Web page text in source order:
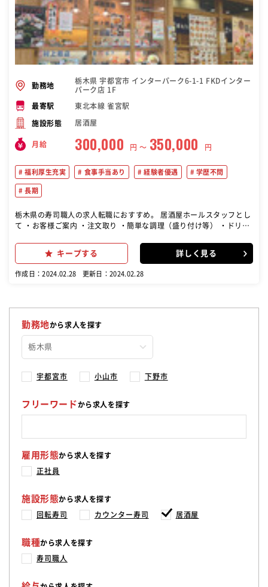
勤務地
栃木県 宇都宮市 インターパーク6-1-1 FKDインター
パーク店 1F
最寄駅 東北本線 雀宮駅
施設形態 居酒屋
月給 300,000 円 〜 350,000 円
福利厚生充実 食事手当あり 経験者優遇 学歴不問
長期
栃木県の寿司職人の求人転職におすすめ。 居酒屋ホールスタッフとし
て ・お客様ご案内 ・注文取り ・簡単な調理（盛り付け等） ・ドリン
店長・店長候補へのステップアップも！ ぜひチャレンジしてみてくだ
キープする 詳しく見る
作成日：2024.02.28 更新日：2024.02.28
勤務地から求人を探す
宇都宮市 小山市 下野市
フリーワードから求人を探す
雇用形態から求人を探す
正社員
施設形態から求人を探す
回転寿司 カウンター寿司 居酒屋
職種から求人を探す
寿司職人